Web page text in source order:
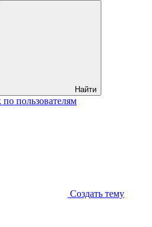
Найти
по пользователям
Создать тему